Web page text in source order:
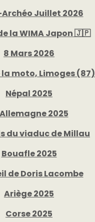
Juillet 2026
la WIMA Japon 🇯🇵
8 Mars 2026
la moto, Limoges (87)
Népal 2025
Allemagne 2025
du viaduc de Millau
Bouafle 2025
de Doris Lacombe
Ariège 2025
Corse 2025